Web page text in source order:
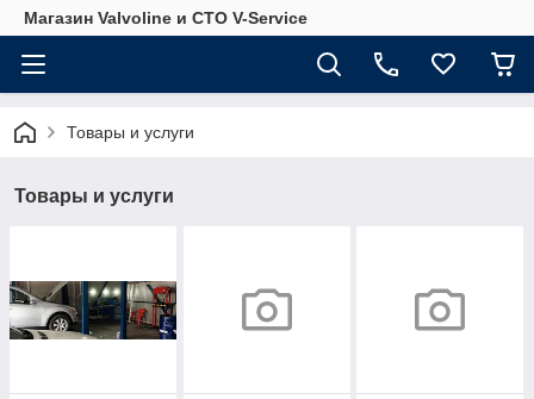
Магазин Valvoline и СТО V-Service
Товары и услуги
Товары и услуги